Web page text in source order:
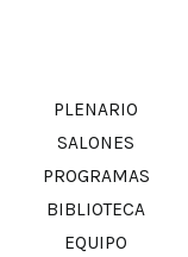
PLENARIO
SALONES
PROGRAMAS
BIBLIOTECA
EQUIPO